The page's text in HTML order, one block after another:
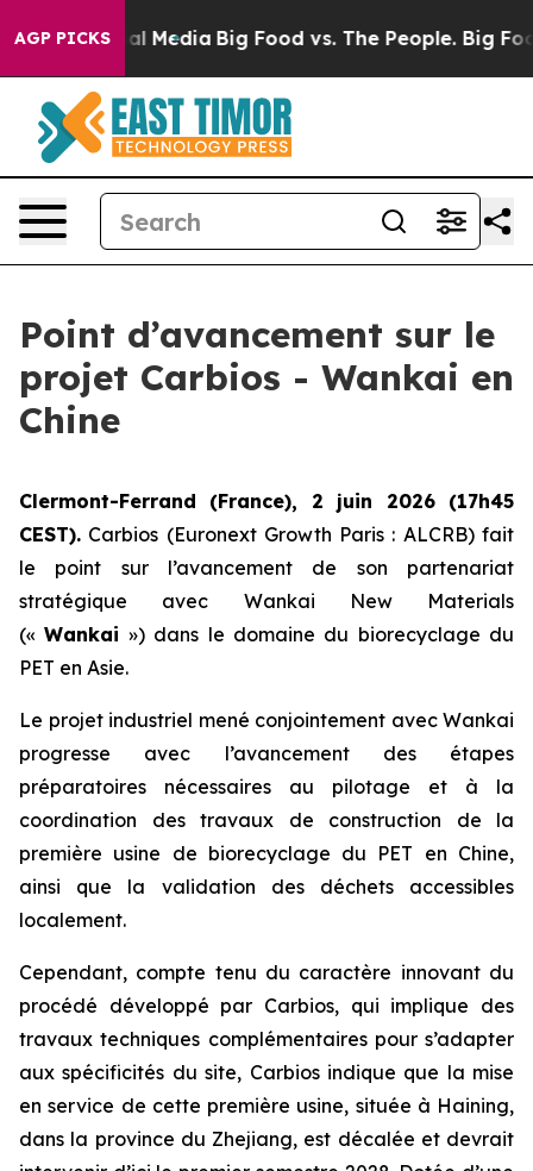
AGP PICKS
Social Media Big Food vs. The People. Big Food’s
Point d’avancement sur le
projet Carbios - Wankai en
Chine
Clermont-Ferrand (France), 2 juin 2026 (17h45
CEST). Carbios (Euronext Growth Paris : ALCRB) fait
le point sur l’avancement de son partenariat
stratégique avec Wankai New Materials
(«Wankai ») dans le domaine du biorecyclage du
PET en Asie.
Le projet industriel mené conjointement avec Wankai
progresse avec l’avancement des étapes
préparatoires nécessaires au pilotage et à la
coordination des travaux de construction de la
première usine de biorecyclage du PET en Chine,
ainsi que la validation des déchets accessibles
localement.
Cependant, compte tenu du caractère innovant du
procédé développé par Carbios, qui implique des
travaux techniques complémentaires pour s’adapter
aux spécificités du site, Carbios indique que la mise
en service de cette première usine, située à Haining,
dans la province du Zhejiang, est décalée et devrait